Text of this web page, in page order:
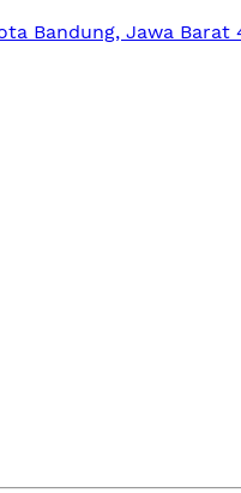
Bandung, Jawa Barat